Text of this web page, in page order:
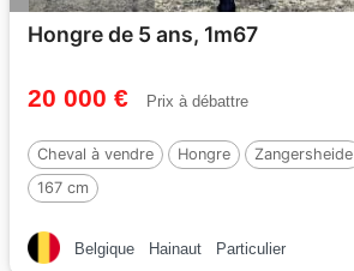
Hongre de 5 ans, 1m67
20 000 € Prix à débattre
Cheval à vendre Hongre Zangersheide
167 cm
Belgique Hainaut Particulier